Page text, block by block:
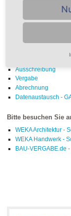
Übersicht
Vorbemerkungen /
Ausschreibung
Vergabe
Abrechnung
Datenaustausch -
Bitte besuchen Sie
WEKA Architektur -
WEKA Handwerk -
BAU-VERGABE.de